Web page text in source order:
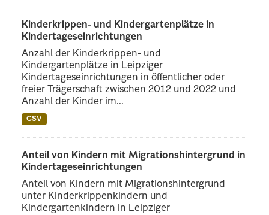
Kinderkrippen- und Kindergartenplätze in
Kindertageseinrichtungen
Anzahl der Kinderkrippen- und
Kindergartenplätze in Leipziger
Kindertageseinrichtungen in öffentlicher oder
freier Trägerschaft zwischen 2012 und 2022 und
Anzahl der Kinder im...
CSV
Anteil von Kindern mit Migrationshintergrund in
Kindertageseinrichtungen
Anteil von Kindern mit Migrationshintergrund
unter Kinderkrippenkindern und
Kindergartenkindern in Leipziger